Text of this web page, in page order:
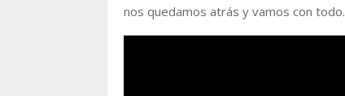
nos quedamos atrás y vamos con todo.